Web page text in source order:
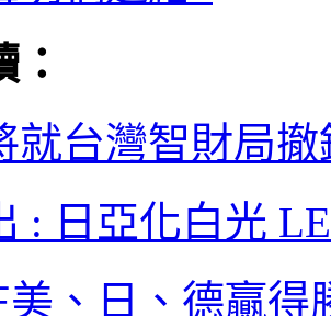
就台灣智財局
: 日亞化白光
美、日、德贏